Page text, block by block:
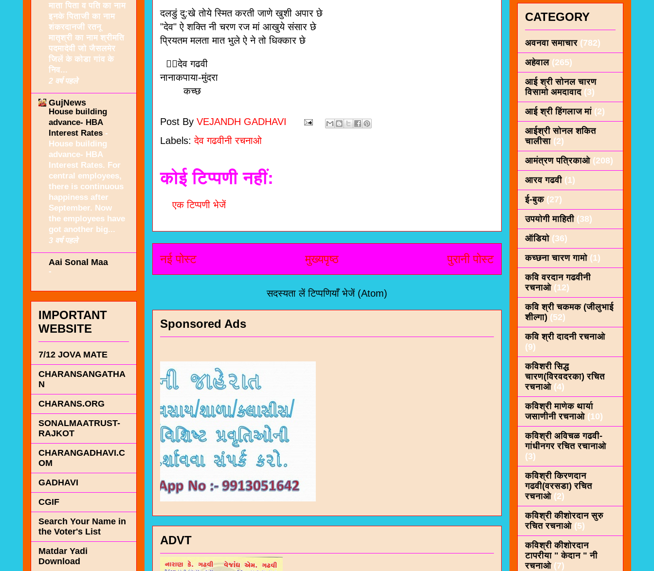
दलडुं दु:खे तोये स्मित करती जाणे खुशी अपार छे
"देव" ऐ शक्ति नी चरण रज मां आखुये संसार छे
प्रियतम मलता मात भुले ऐ ने तो धिक्कार छे
✍🏻देव गढवी
नानाकपाया-मुंदरा
कच्छ
Post By VEJANDH GADHAVI
Labels:देव गढवीनी रचनाओ
कोई टिप्पणी नहीं:
एक टिप्पणी भेजें
नई पोस्ट पुरानी पोस्ट
मुख्यपृष्ठ
सदस्यता लेंटिप्पणियाँ भेजें (Atom)
Sponsored Ads
ADVT
माता पिता व पति का नाम
इनके पिताजी का नाम
शंकरदानजी रतनू
मातृश्री का नाम श्रीमति
पदमादेवी जो जैसलमेर
जिलें के कोडा गांव के
निव...
2 वर्ष पहले
GujNews
House building
advance- HBA
Interest Rates -
House building
advance- HBA
Interest Rates. For
central employees,
there is continuous
happiness after
September. Now
the employees have
got another big...
3 वर्ष पहले
Aai Sonal Maa
-
IMPORTANT
WEBSITE
7/12 JOVA MATE
CHARANSANGATHA
N
CHARANS.ORG
SONALMAATRUST-
RAJKOT
CHARANGADHAVI.C
OM
GADHAVI
CGIF
Search Your Name in
the Voter's List
Matdar Yadi
Download
CATEGORY
अवनवा समाचार (782)
अहेवाल (265)
आई श्री सोनल चारण
विसामो अमदावाद (3)
आई श्री हिंगलाज मां (2)
आईश्री सोनल शकित
चालीसा (2)
आमंत्रण पत्रिकाओ (208)
आरव गढवी (1)
ई-बुक (27)
उपयोगी माहिती (38)
ऑडियो (36)
कच्छना चारण गामो (1)
कवि वरदान गढवीनी
रचनाओ (12)
कवि श्री चकमक (जीलुभाई
शील्गा) (52)
कवि श्री दादनी रचनाओ
(9)
कविशरी सिद्ध
चारण(विरवदरका) रचित
रचनाओ (4)
कविश्री माणेक थार्या
जसाणीनी रचनाओ (10)
कविश्री अविचळ गढवी-
गांधीनगर रचित रचानाओ
(3)
कविश्री किरणदान
गढवी(वरसडा) रचित
रचनाओ (2)
कविश्री कीशाेरदान सुरु
रचित रचनाओ (5)
कविश्री कीशोरदान
टापरीया " केदान " नी
रचनाओ (7)